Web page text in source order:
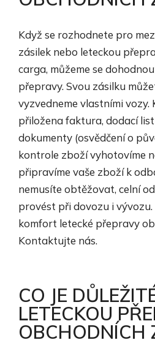
Když se rozhodnete pro
zásilek nebo leteckou
carga, můžeme se
přepravy. Svou zásilku
vyzvedneme vlastními vozy.
přiložena faktura, dodací
dokumenty (osvědčení o
kontrole zboží vyhotovíme
připravíme vaše zboží k
nemusíte obtěžovat, celní
provést při dovozu i
komfort letecké přepravy
Kontaktujte nás.
CO JE
LETECKOU
OBCHODNÍCH